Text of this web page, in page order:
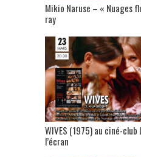
Mikio Naruse – « Nuages
ray
WIVES (1975) au ciné-
l’écran